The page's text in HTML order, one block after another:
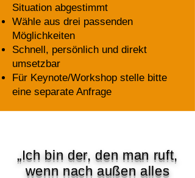
Situation abgestimmt
Wähle aus drei passenden
Möglichkeiten
Schnell, persönlich und direkt
umsetzbar
Für Keynote/Workshop stelle bitte
eine separate Anfrage
„Ich bin der, den man ruft,
wenn nach außen alles